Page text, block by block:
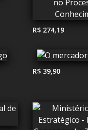
R$ 274,19
R$ 39,90